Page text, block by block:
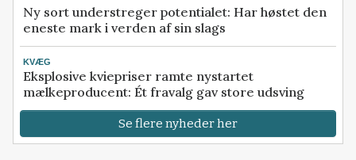
Ny sort understreger potentialet: Har høstet den
eneste mark i verden af sin slags
KVÆG
Eksplosive kviepriser ramte nystartet
mælkeproducent: Ét fravalg gav store udsving
Se flere nyheder her